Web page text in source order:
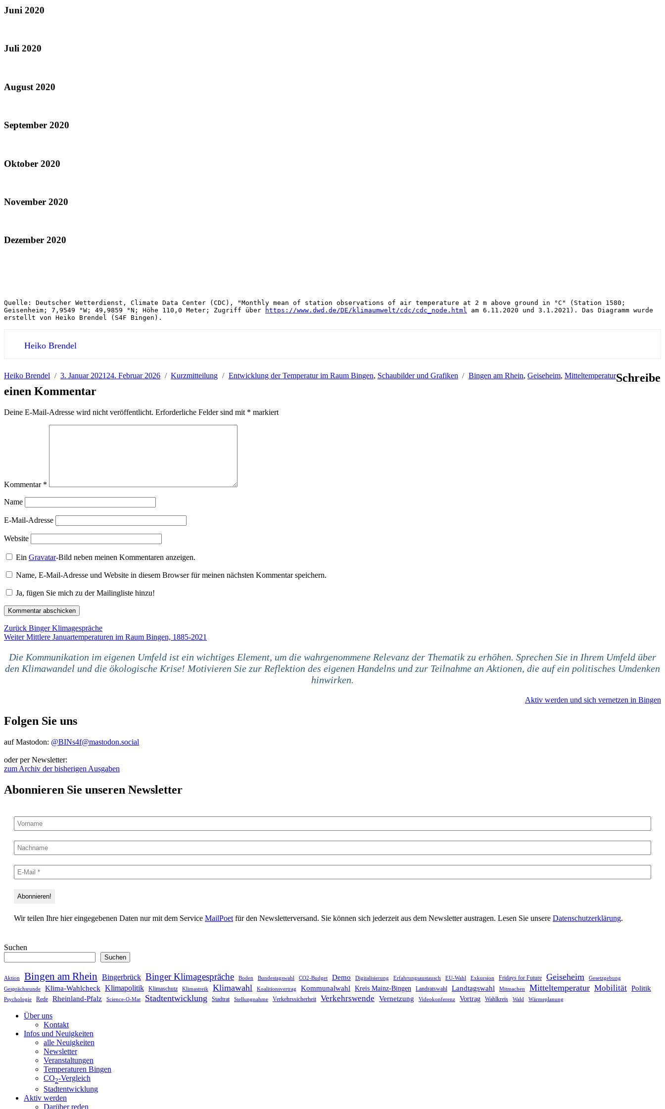
Juni 2020
Juli 2020
August 2020
September 2020
Oktober 2020
November 2020
Dezember 2020
Quelle: Deutscher Wetterdienst, Climate Data Center (CDC), "Monthly mean of station observations of air temperature at 2 m above ground in °C" (Station 1580;
Geisenheim; 7,9549 °W; 49,9859 °N; Höhe 110,0 Meter; Zugriff über
https://www.dwd.de/DE/klimaumwelt/cdc/cdc_node.html am 6.11.2020 und 3.1.2021). Das Diagramm wurde
erstellt von Heiko Brendel (S4F Bingen).
Heiko Brendel
Autor
Heiko Brendel
Veröffentlicht
3. Januar 2021 24. Februar 2026 Format
Kurzmitteilung Kategorien
Entwicklung der Temperatur im Raum Bingen, Schaubilder und Grafiken Schlagwörter
Bingen am Rhein, Geiseheim, MitteltemperaturSchreibe
einen Kommentar
Deine E-Mail-Adresse wird nicht veröffentlicht. Erforderliche Felder sind mit * markiert
Kommentar *
Name
E-Mail-Adresse
Website
EinGravatar-Bild neben meinen Kommentaren anzeigen.
Name, E-Mail-Adresse und Website in diesem Browser für meinen nächsten Kommentar speichern.
Ja, fügen Sie mich zu der Mailingliste hinzu!
Beitragsnavigation
Zurück Vorheriger
Beitrag:
Binger Klimagespräche
Weiter Nächster
Mittlere Januartemperaturen im Raum Bingen, 1885-2021
Die Kommunikation im eigenen Umfeld ist ein wichtiges Element, um die wahrgenommene Relevanz der Thematik zu erhöhen. Sprechen Sie in Ihrem Umfeld über
den Klimawandel und die ökologische Krise! Motivieren Sie zur Reflektion des eigenen Handelns und zur Teilnahme an Aktionen, die auf ein politisches Umdenken
hinwirken.
Aktiv werden und sich vernetzen in Bingen
Folgen Sie uns
auf Mastodon: @BINs4f@mastodon.social
oder per Newsletter:
zum Archiv der bisherigen Ausgaben
Abonnieren Sie unseren Newsletter
Wir teilen Ihre hier eingegebenen Daten nur mit dem Service MailPoet für den Newsletterversand. Sie können sich jederzeit aus dem Newsletter austragen. Lesen Sie unsere Datenschutzerklärung.
Suchen
Suchen
Aktion Bingen am Rhein Bingerbrück Binger Klimagespräche Boden Bundestagswahl CO2-Budget Demo Digitalisierung Erfahrungsaustausch EU-Wahl Exkursion Fridays for Future Geiseheim
Gesetzgebung
Gesprächsrunde
Klima-Wahlcheck Klimapolitik Klimaschutz Klimastreik Klimawahl Koalitionsvertrag Kommunalwahl Kreis Mainz-Bingen Landratswahl Landtagswahl Mitmachen Mitteltemperatur Mobilität Politik
Psychologie Rede Rheinland-Pfalz Science-O-Mat Stadtentwicklung Stadtrat Stellungnahme Verkehrssicherheit Verkehrswende Vernetzung Videokonferenz Vortrag Wahlkreis Wald Wärmeplanung
Über uns
Kontakt
Infos und Neuigkeiten
alle Neuigkeiten
Newsletter
Veranstaltungen
Temperaturen Bingen
CO2-Vergleich
Stadtentwicklung
Aktiv werden
Darüber reden